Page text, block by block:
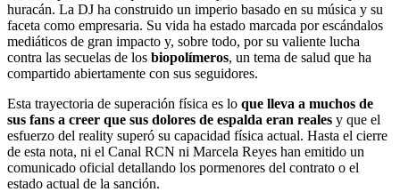
huracán. La DJ ha construido un imperio basado en su música y su
faceta como empresaria. Su vida ha estado marcada por escándalos
mediáticos de gran impacto y, sobre todo, por su valiente lucha
contra las secuelas de los biopolímeros, un tema de salud que ha
compartido abiertamente con sus seguidores.
Esta trayectoria de superación física es lo que lleva a muchos de
sus fans a creer que sus dolores de espalda eran reales y que el
esfuerzo del reality superó su capacidad física actual. Hasta el cierre
de esta nota, ni el Canal RCN ni Marcela Reyes han emitido un
comunicado oficial detallando los pormenores del contrato o el
estado actual de la sanción.